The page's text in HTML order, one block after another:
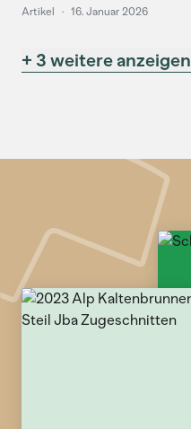
Artikel · 16. Januar 2026
+ 3 weitere anzeigen